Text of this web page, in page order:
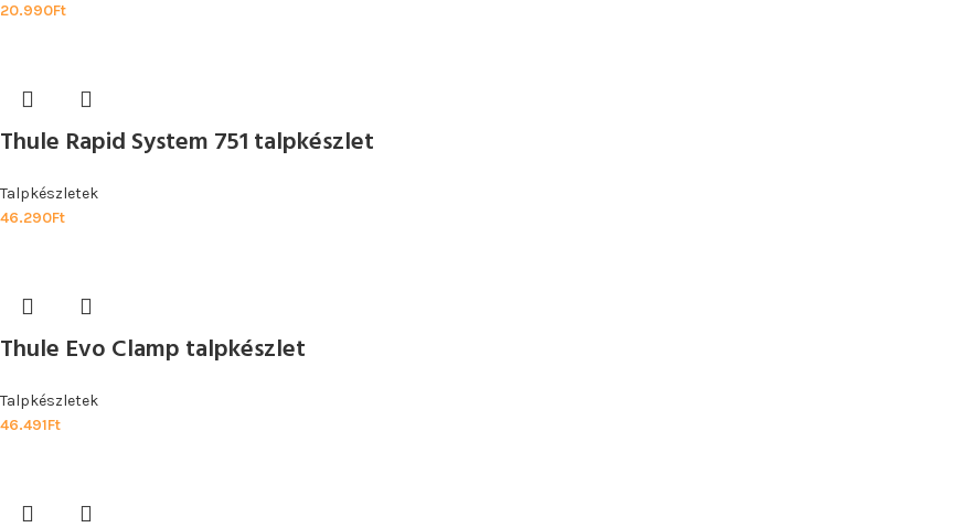
20.990Ft
Thule Rapid System 751 talpkészlet
Talpkészletek
46.290Ft
Thule Evo Clamp talpkészlet
Talpkészletek
46.491Ft